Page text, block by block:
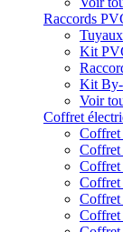
Raccords
Kit
Kit By-
Voir
Coffret
Coffret
Coffret
Coffret
Coffret
Coffret
Coffret